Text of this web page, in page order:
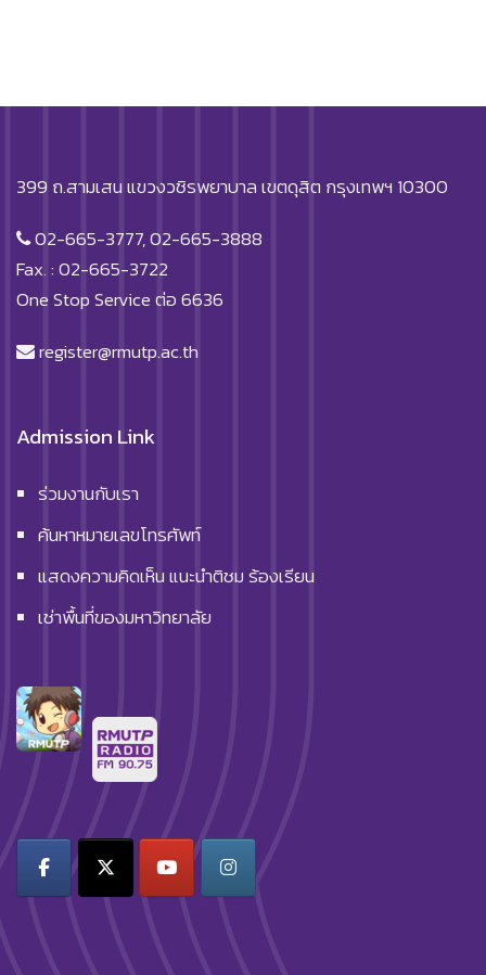
399 ถ.สามเสน แขวงวชิรพยาบาล เขตดุสิต กรุงเทพฯ 10300
02-665-3777, 02-665-3888
Fax. : 02-665-3722
One Stop Service ต่อ 6636
register@rmutp.ac.th
Admission Link
ร่วมงานกับเรา
ค้นหาหมายเลขโทรศัพท์
แสดงความคิดเห็น แนะนำติชม ร้องเรียน
เช่าพื้นที่ของมหาวิทยาลัย